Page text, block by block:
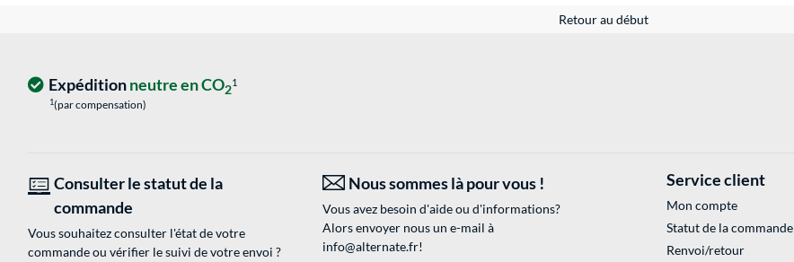
Retour au début
Expéditionneutre en CO21
1(par compensation)
Consulter le statut de la
commande
Vous souhaitez consulter l'état de votre
commande ou vérifier le suivi de votre envoi ?
Nous sommes là pour vous !
Vous avez besoin d'aide ou d'informations?
Alors envoyer nous un e-mail à
info@alternate.fr!
Service client
Mon compte
Statut de la commande
Renvoi/retour